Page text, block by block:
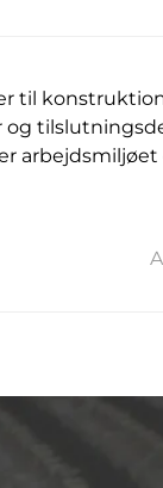
til
arbejdsmiljøet